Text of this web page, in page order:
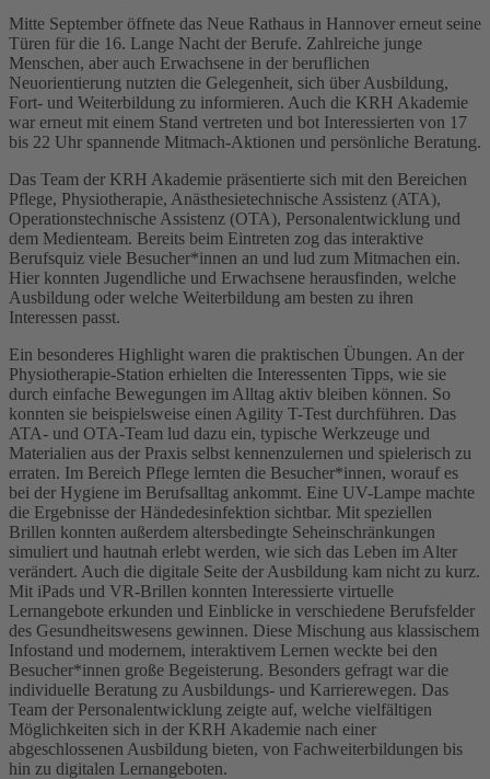
Mitte September öffnete das Neue Rathaus in Hannover erneut seine
Türen für die 16. Lange Nacht der Berufe. Zahlreiche junge
Menschen, aber auch Erwachsene in der beruflichen
Neuorientierung nutzten die Gelegenheit, sich über Ausbildung,
Fort- und Weiterbildung zu informieren. Auch die KRH Akademie
war erneut mit einem Stand vertreten und bot Interessierten von 17
bis 22 Uhr spannende Mitmach-Aktionen und persönliche Beratung.
Das Team der KRH Akademie präsentierte sich mit den Bereichen
Pflege, Physiotherapie, Anästhesietechnische Assistenz (ATA),
Operationstechnische Assistenz (OTA), Personalentwicklung und
dem Medienteam. Bereits beim Eintreten zog das interaktive
Berufsquiz viele Besucher*innen an und lud zum Mitmachen ein.
Hier konnten Jugendliche und Erwachsene herausfinden, welche
Ausbildung oder welche Weiterbildung am besten zu ihren
Interessen passt.
Ein besonderes Highlight waren die praktischen Übungen. An der
Physiotherapie-Station erhielten die Interessenten Tipps, wie sie
durch einfache Bewegungen im Alltag aktiv bleiben können. So
konnten sie beispielsweise einen Agility T-Test durchführen. Das
ATA- und OTA-Team lud dazu ein, typische Werkzeuge und
Materialien aus der Praxis selbst kennenzulernen und spielerisch zu
erraten. Im Bereich Pflege lernten die Besucher*innen, worauf es
bei der Hygiene im Berufsalltag ankommt. Eine UV-Lampe machte
die Ergebnisse der Händedesinfektion sichtbar. Mit speziellen
Brillen konnten außerdem altersbedingte Seheinschränkungen
simuliert und hautnah erlebt werden, wie sich das Leben im Alter
verändert. Auch die digitale Seite der Ausbildung kam nicht zu kurz.
Mit iPads und VR-Brillen konnten Interessierte virtuelle
Lernangebote erkunden und Einblicke in verschiedene Berufsfelder
des Gesundheitswesens gewinnen. Diese Mischung aus klassischem
Infostand und modernem, interaktivem Lernen weckte bei den
Besucher*innen große Begeisterung. Besonders gefragt war die
individuelle Beratung zu Ausbildungs- und Karrierewegen. Das
Team der Personalentwicklung zeigte auf, welche vielfältigen
Möglichkeiten sich in der KRH Akademie nach einer
abgeschlossenen Ausbildung bieten, von Fachweiterbildungen bis
hin zu digitalen Lernangeboten.